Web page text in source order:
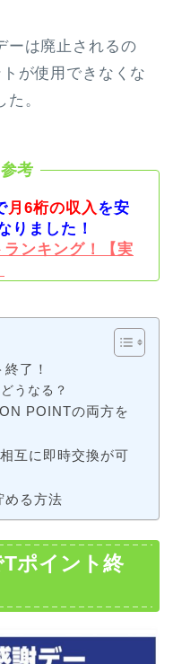
ーは廃止されるの
が使用できなくな
。
月6桁の収入 を安
りました！
ンキング！【実
了！
うなる？
POINTの両方を
互に即時交換が可
める方法
ポイント終